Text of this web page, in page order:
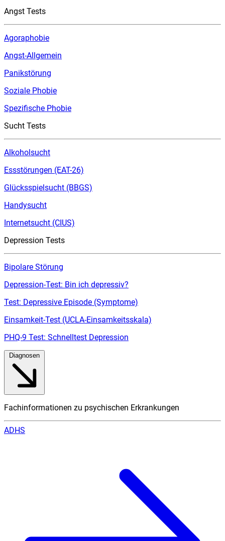
Angst Tests
Agoraphobie
Angst-Allgemein
Panikstörung
Soziale Phobie
Spezifische Phobie
Sucht Tests
Alkoholsucht
Essstörungen (EAT-26)
Glücksspielsucht (BBGS)
Handysucht
Internetsucht (CIUS)
Depression Tests
Bipolare Störung
Depression-Test: Bin ich depressiv?
Test: Depressive Episode (Symptome)
Einsamkeit-Test (UCLA-Einsamkeitsskala)
PHQ-9 Test: Schnelltest Depression
Fachinformationen zu psychischen Erkrankungen
ADHS